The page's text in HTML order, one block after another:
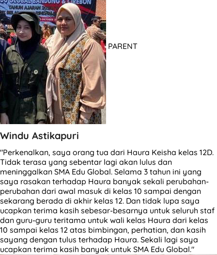
PARENT
Windu Astikapuri
"Perkenalkan, saya orang tua dari Haura Keisha kelas 12D.
Tidak terasa yang sebentar lagi akan lulus dan
meninggalkan SMA Edu Global. Selama 3 tahun ini yang
saya rasakan terhadap Haura banyak sekali perubahan-
perubahan dari awal masuk di kelas 10 sampai dengan
sekarang berada di akhir kelas 12. Dan tidak lupa saya
ucapkan terima kasih sebesar-besarnya untuk seluruh staf
dan guru-guru teritama untuk wali kelas Haura dari kelas
10 sampai kelas 12 atas bimbingan, perhatian, dan kasih
sayang dengan tulus terhadap Haura. Sekali lagi saya
ucapkan terima kasih banyak untuk SMA Edu Global."